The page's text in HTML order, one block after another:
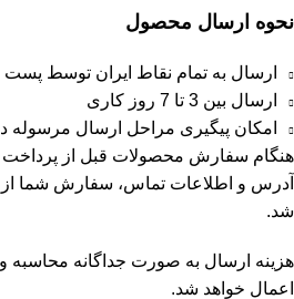
نحوه ارسال محصول
ارسال به تمام نقاط ایران توسط پست
ارسال بین 3 تا 7 روز کاری
امکان پیگیری مراحل ارسال مرسوله
هنگام سفارش محصولات قبل از پرداخت
آدرس و اطلاعات تماس، سفارش شما
شد.
هزینه ارسال به صورت جداگانه
اعمال خواهد شد.